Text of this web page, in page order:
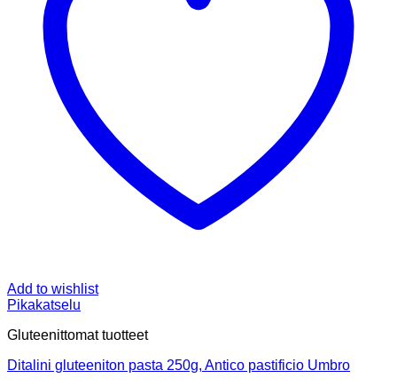
Add to wishlist
Pikakatselu
Gluteenittomat tuotteet
Ditalini gluteeniton pasta 250g, Antico pastificio Umbro